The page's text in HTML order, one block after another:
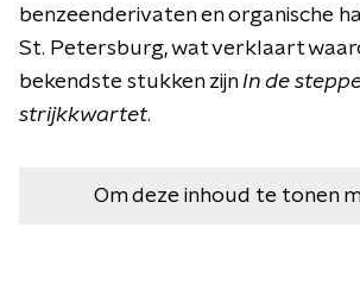
benzeenderivaten en organische
St. Petersburg, wat verklaart
bekendste stukken zijnIn de
strijkkwartet.
Om deze inhoud te tonen